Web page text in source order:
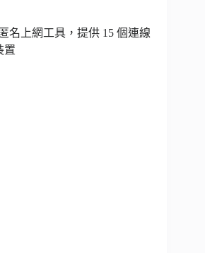
名上網工具，提供 15 個連線
置